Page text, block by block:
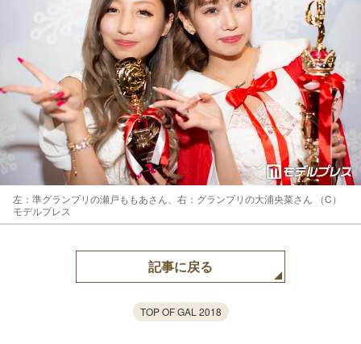
左：準グランプリの瀬戸ももあさん、右：グランプリの大浦央菜さん （C）
モデルプレス
記事に戻る
TOP OF GAL 2018